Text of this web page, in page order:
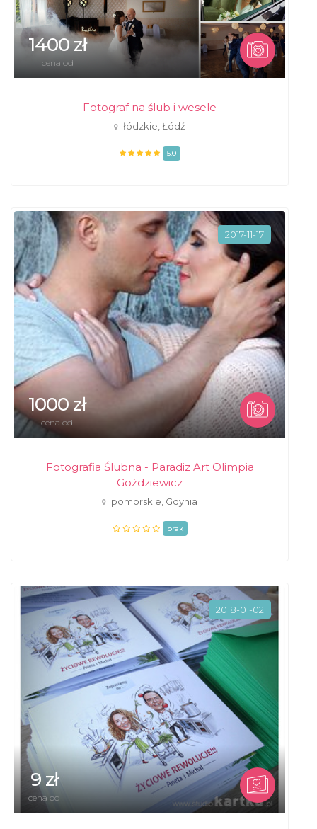
1400 zł
cena od
Fotograf na ślub i wesele
łódzkie, Łódź
5.0
2017-11-17
1000 zł
cena od
Fotografia Ślubna - Paradiz Art Olimpia
Goździewicz
pomorskie, Gdynia
brak
2018-01-02
9 zł
cena od